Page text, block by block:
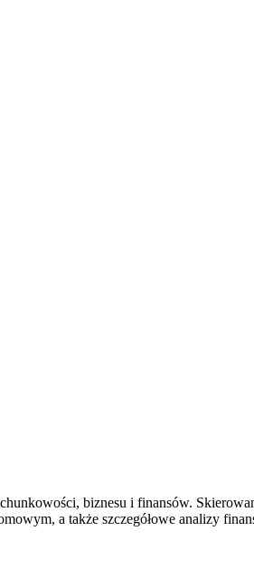
biznesu i finansów.
a także szczegółowe analizy